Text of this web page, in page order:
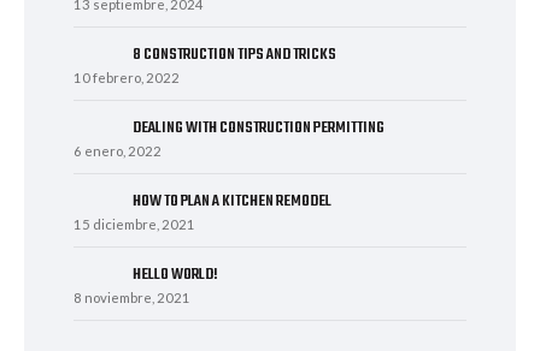
13 septiembre, 2024
8 CONSTRUCTION TIPS AND TRICKS
10 febrero, 2022
DEALING WITH CONSTRUCTION PERMITTING
6 enero, 2022
HOW TO PLAN A KITCHEN REMODEL
15 diciembre, 2021
HELLO WORLD!
8 noviembre, 2021